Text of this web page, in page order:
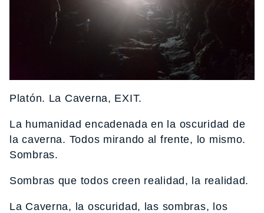
Platón. La Caverna, EXIT.
La humanidad encadenada en la oscuridad de
la caverna. Todos mirando al frente, lo mismo.
Sombras.
Sombras que todos creen realidad, la realidad.
La Caverna, la oscuridad, las sombras, los